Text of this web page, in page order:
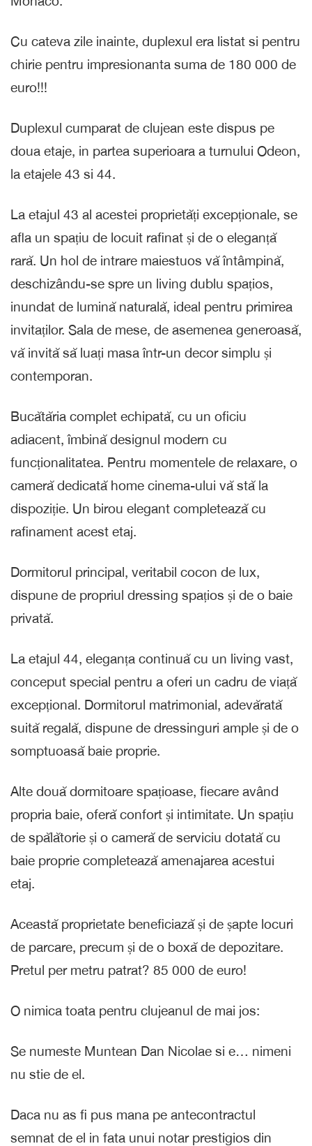
Cu cateva zile inainte, duplexul era listat si pentru
chirie pentru impresionanta suma de 180 000 de
euro!!!
Duplexul cumparat de clujean este dispus pe
doua etaje, in partea superioara a turnului Odeon,
la etajele 43 si 44.
La etajul 43 al acestei proprietăți excepționale, se
afla un spațiu de locuit rafinat și de o eleganță
rară. Un hol de intrare maiestuos vă întâmpină,
deschizându-se spre un living dublu spațios,
inundat de lumină naturală, ideal pentru primirea
invitaților. Sala de mese, de asemenea generoasă,
vă invită să luați masa într-un decor simplu și
contemporan.
Bucătăria complet echipată, cu un oficiu
adiacent, îmbină designul modern cu
funcționalitatea. Pentru momentele de relaxare, o
cameră dedicată home cinema-ului vă stă la
dispoziție. Un birou elegant completează cu
rafinament acest etaj.
Dormitorul principal, veritabil cocon de lux,
dispune de propriul dressing spațios și de o baie
privată.
La etajul 44, eleganța continuă cu un living vast,
conceput special pentru a oferi un cadru de viață
excepțional. Dormitorul matrimonial, adevărată
suită regală, dispune de dressinguri ample și de o
somptuoasă baie proprie.
Alte două dormitoare spațioase, fiecare având
propria baie, oferă confort și intimitate. Un spațiu
de spălătorie și o cameră de serviciu dotată cu
baie proprie completează amenajarea acestui
etaj.
Această proprietate beneficiază și de șapte locuri
de parcare, precum și de o boxă de depozitare.
Pretul per metru patrat? 85 000 de euro!
O nimica toata pentru clujeanul de mai jos:
Se numeste Muntean Dan Nicolae si e… nimeni
nu stie de el.
Daca nu as fi pus mana pe antecontractul
semnat de el in fata unui notar prestigios din